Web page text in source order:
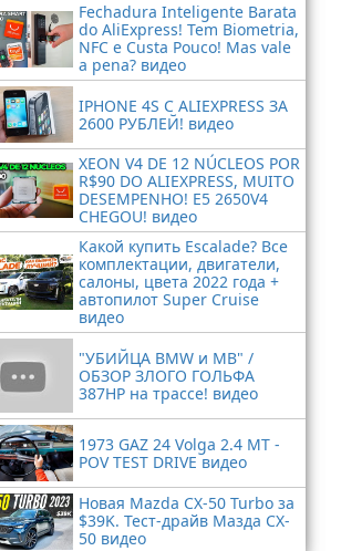
Fechadura Inteligente Barata
do AliExpress! Tem Biometria,
NFC e Custa Pouco! Mas vale
a pena? видео
IPHONE 4S С ALIEXPRESS ЗА
2600 РУБЛЕЙ! видео
XEON V4 DE 12 NÚCLEOS POR
R$90 DO ALIEXPRESS, MUITO
DESEMPENHO! E5 2650V4
CHEGOU! видео
Какой купить Escalade? Все
комплектации, двигатели,
салоны, цвета 2022 года +
автопилот Super Cruise
видео
"УБИЙЦА BMW и MB" /
ОБЗОР ЗЛОГО ГОЛЬФА
387HP на трассе! видео
1973 GAZ 24 Volga 2.4 MT -
POV TEST DRIVE видео
Новая Mazda CX-50 Turbo за
$39K. Тест-драйв Мазда CX-
50 видео